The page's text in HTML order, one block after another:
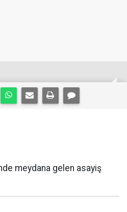
meydana gelen asayiş